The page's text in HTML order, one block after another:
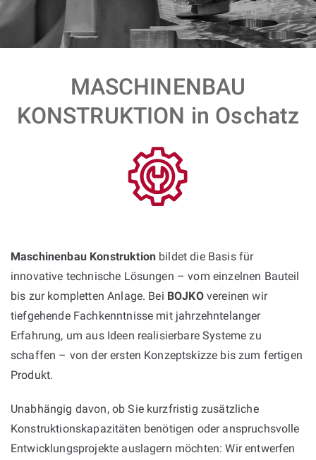
MASCHINENBAU
KONSTRUKTION in Oschatz
Maschinenbau Konstruktion bildet die Basis für
innovative technische Lösungen – vom einzelnen Bauteil
bis zur kompletten Anlage. Bei BOJKOvereinen wir
tiefgehende Fachkenntnisse mit jahrzehntelanger
Erfahrung, um aus Ideen realisierbare Systeme zu
schaffen – von der ersten Konzeptskizze bis zum fertigen
Produkt.
Unabhängig davon, ob Sie kurzfristig zusätzliche
Konstruktionskapazitäten benötigen oder anspruchsvolle
Entwicklungsprojekte auslagern möchten: Wir entwerfen